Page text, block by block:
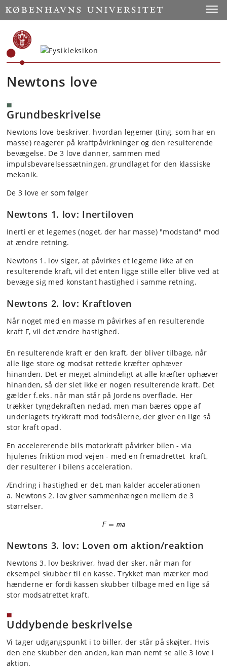
Start
Newtons love
Grundbeskrivelse
Newtons love beskriver, hvordan legemer (ting, som har en
masse) reagerer på kraftpåvirkninger og den resulterende
bevægelse. De 3 love danner, sammen med
impulsbevarelsessætningen, grundlaget for den klassiske
mekanik.
De 3 love er som følger
Newtons 1. lov: Inertiloven
Inerti er et legemes (noget, der har masse) "modstand" mod
at ændre retning.
Newtons 1. lov siger, at påvirkes et legeme ikke af en
resulterende kraft, vil det enten ligge stille eller blive ved at
bevæge sig med konstant hastighed i samme retning.
Newtons 2. lov: Kraftloven
Når noget med en masse m påvirkes af en resulterende
kraft F, vil det ændre hastighed.
En resulterende kraft er den kraft, der bliver tilbage, når
alle lige store og modsat rettede kræfter ophæver
hinanden. Det er meget almindeligt at alle kræfter ophæver
hinanden, så der slet ikke er nogen resulterende kraft. Det
gælder f.eks. når man står på Jordens overflade. Her
trækker tyngdekraften nedad, men man bæres oppe af
underlagets trykkraft mod fodsålerne, der giver en lige så
stor kraft opad.
En accelererende bils motorkraft påvirker bilen - via
hjulenes friktion mod vejen - med en fremadrettet kraft,
der resulterer i bilens acceleration.
Ændring i hastighed er det, man kalder accelerationen
a. Newtons 2. lov giver sammenhængen mellem de 3
størrelser.
F = ma
F =ma
Newtons 3. lov: Loven om aktion/reaktion
Newtons 3. lov beskriver, hvad der sker, når man for
eksempel skubber til en kasse. Trykket man mærker mod
hænderne er fordi kassen skubber tilbage med en lige så
stor modsatrettet kraft.
Uddybende beskrivelse
Vi tager udgangspunkt i to biller, der står på skøjter. Hvis
den ene skubber den anden, kan man nemt se alle 3 love i
aktion.